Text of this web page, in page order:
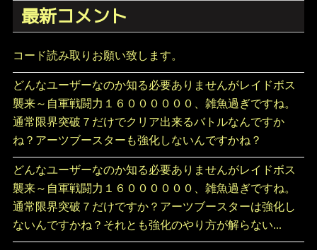
最新コメント
コード読み取りお願い致します。
どんなユーザーなのか知る必要ありませんがレイドボス
襲来～自軍戦闘力１６００００００、雑魚過ぎですね。
通常限界突破７だけでクリア出来るバトルなんですか
ね？アーツブースターも強化しないんですかね？
どんなユーザーなのか知る必要ありませんがレイドボス
襲来～自軍戦闘力１６００００００、雑魚過ぎですね。
通常限界突破７だけですか？アーツブースターは強化し
ないんですかね？それとも強化のやり方が解らない...